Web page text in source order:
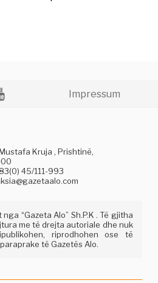
Impressum
Kruja , Prishtinë,
45/111-993
“Gazeta Alo” Sh.P.K . Të gjitha
me të drejta autoriale dhe nuk
riprodhohen ose të
të Gazetës Alo.